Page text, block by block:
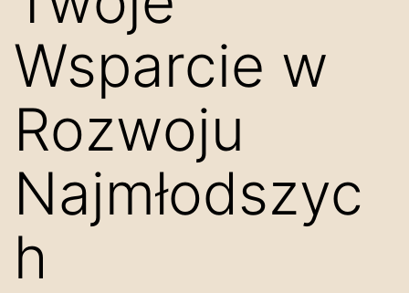
Wsparcie w
Rozwoju
Najmłodszyc
h